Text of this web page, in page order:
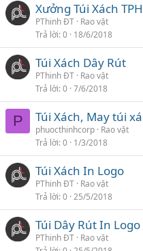
Xưởng Túi Xách
PThinh ĐT Rao vặt
Trả lời 0 18/6/2018
Túi Xách Dây Rút
PThinh ĐT Rao vặt
Trả lời 0 7/6/2018
P Túi Xách, May túi
phuocthinhcorp Rao vặt
Trả lời 0 1/3/2018
Túi Xách In Logo
PThinh ĐT Rao vặt
Trả lời 0 25/5/2018
Túi Dây Rút In Logo
PThinh ĐT Rao vặt